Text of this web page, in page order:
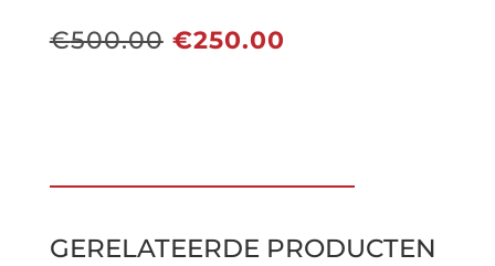
€500.00 Oorspronkelijke
€250.00
GERELATEERDE PRODUCTEN